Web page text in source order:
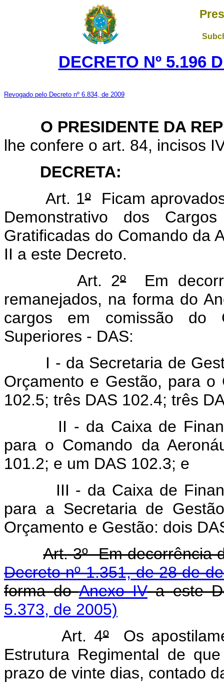
DECRETO Nº 5.196
Revogado pelo Decreto nº 6.834, de 2009
O PRESIDENTE DA
lhe confere o art. 84, incisos
DECRETA:
Art. 1ºFicam
Demonstrativo dos
Gratificadas do Comando da
II a este Decreto.
Art. 2ºEm
remanejados, na forma do
cargos em comissão do
Superiores - DAS:
I - da Secretaria de
Orçamento e Gestão, para o
102.5; três DAS 102.4; três
II - da Caixa de
para o Comando da
101.2; e um DAS 102.3; e
III - da Caixa de
para a Secretaria de
Orçamento e Gestão: dois
Art. 3º Em decorrência
Decreto nº 1.351, de 28 de
forma doAnexo IVa este
5.373, de 2005)
Art. 4ºOs
Estrutura Regimental de
prazo de vinte dias, contado